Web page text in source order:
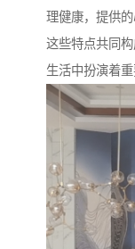
理健康，提供
这些特点共同
生活中扮演着重